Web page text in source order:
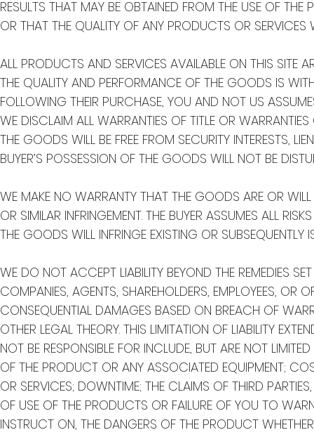
RESULTS THAT MAY BE OBTAINED FROM THE USE OF THE
OR THAT THE QUALITY OF ANY PRODUCTS OR SERVICES
ALL PRODUCTS AND SERVICES AVAILABLE ON THIS SITE
THE QUALITY AND PERFORMANCE OF THE GOODS IS
FOLLOWING THEIR PURCHASE, YOU AND NOT US
WE DISCLAIM ALL WARRANTIES OF TITLE OR
THE GOODS WILL BE FREE FROM SECURITY INTERESTS,
BUYER’S POSSESSION OF THE GOODS WILL NOT BE
WE MAKE NO WARRANTY THAT THE GOODS ARE OR WILL
OR SIMILAR INFRINGEMENT. THE BUYER ASSUMES ALL
THE GOODS WILL INFRINGE EXISTING OR SUBSEQUENTLY
WE DO NOT ACCEPT LIABILITY BEYOND THE REMEDIES
COMPANIES, AGENTS, SHAREHOLDERS, EMPLOYEES, OR
CONSEQUENTIAL DAMAGES BASED ON BREACH OF
OTHER LEGAL THEORY. THIS LIMITATION OF LIABILITY
NOT BE RESPONSIBLE FOR INCLUDE, BUT ARE NOT
OF THE PRODUCT OR ANY ASSOCIATED EQUIPMENT;
OR SERVICES; DOWNTIME; THE CLAIMS OF THIRD
OF USE OF THE PRODUCTS OR FAILURE OF YOU TO
INSTRUCT ON, THE DANGERS OF THE PRODUCT